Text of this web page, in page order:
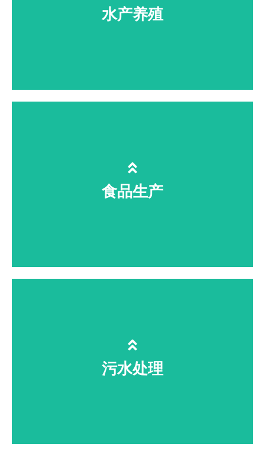
水产养殖
灭杀弧菌有害藻、降解亚盐、无药
残，提升种苗成活率，减少换水成本
食品生产
车间无死角灭菌、降解农残、延长货
架期，轻松通过 SC/GMP 审核
污水处理